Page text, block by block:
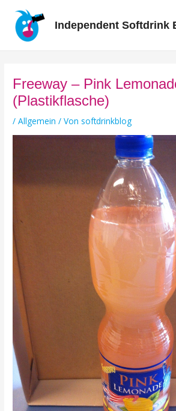
Inhalt
springen
Independent Softdrink
Freeway – Pink
(Plastikflasche)
/Allgemein / Von softdrinkblog